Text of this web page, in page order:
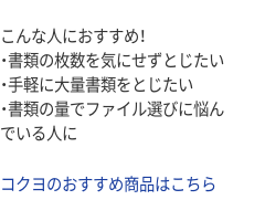
こんな人におすすめ！
・書類の枚数を気にせずとじたい
・手軽に大量書類をとじたい
・書類の量でファイル選びに悩ん
でいる人に
コクヨのおすすめ商品はこちら